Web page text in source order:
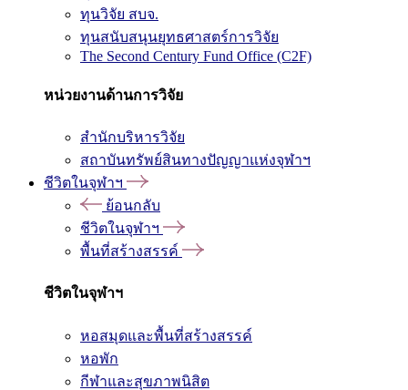
ทุนวิจัย สบจ.
ทุนสนับสนุนยุทธศาสตร์การวิจัย
The Second Century Fund Office (C2F)
หน่วยงานด้านการวิจัย
สำนักบริหารวิจัย
สถาบันทรัพย์สินทางปัญญาแห่งจุฬาฯ
ชีวิตในจุฬาฯ
ย้อนกลับ
ชีวิตในจุฬาฯ
พื้นที่สร้างสรรค์
ชีวิตในจุฬาฯ
หอสมุดและพื้นที่สร้างสรรค์
หอพัก
กีฬาและสุขภาพนิสิต